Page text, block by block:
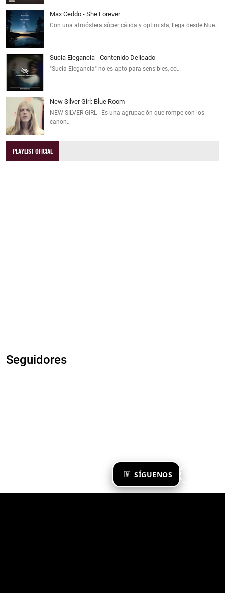
SÍGUENOS
Max Ceddo - She Forever
Con una atmósfera súper cálida y optimista, llega desde Nue…
Sucia Elegancia - Contenido Delicado
"Sucia Elegancia" no es apto para sensibles, co…
New Silver Girl: Blue Room
NEW SILVER GIRL : Es una agrupación que rompe con los
canon…
PLAYLIST OFICIAL
Seguidores